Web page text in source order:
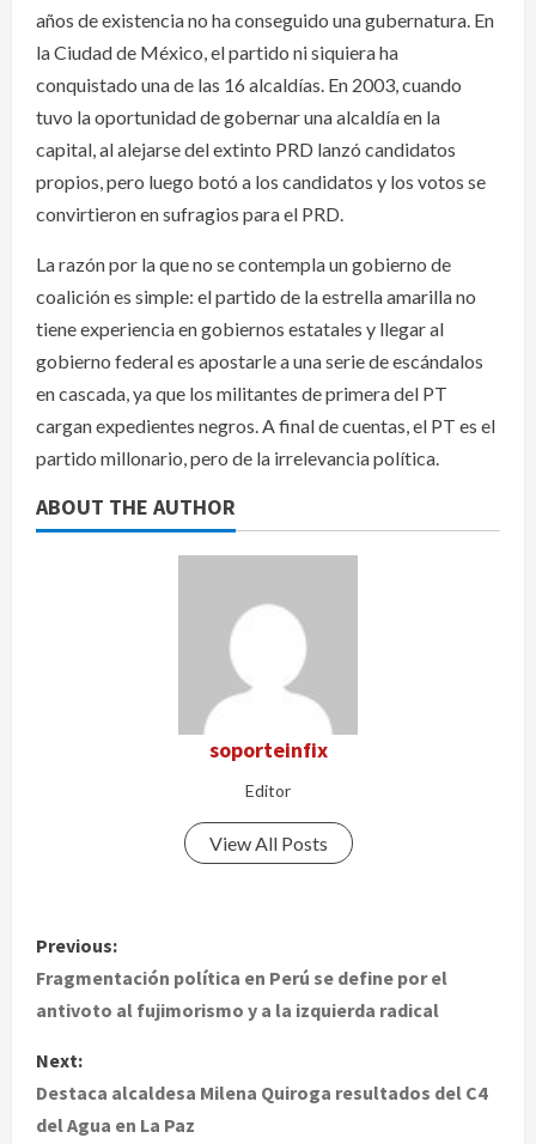
años de existencia no ha conseguido una gubernatura. En
la Ciudad de México, el partido ni siquiera ha
conquistado una de las 16 alcaldías. En 2003, cuando
tuvo la oportunidad de gobernar una alcaldía en la
capital, al alejarse del extinto PRD lanzó candidatos
propios, pero luego botó a los candidatos y los votos se
convirtieron en sufragios para el PRD.
La razón por la que no se contempla un gobierno de
coalición es simple: el partido de la estrella amarilla no
tiene experiencia en gobiernos estatales y llegar al
gobierno federal es apostarle a una serie de escándalos
en cascada, ya que los militantes de primera del PT
cargan expedientes negros. A final de cuentas, el PT es el
partido millonario, pero de la irrelevancia política.
ABOUT THE AUTHOR
soporteinfix
Editor
View All Posts
P
o
t
Previous:
Fragmentación política en Perú se define por el
antivoto al fujimorismo y a la izquierda radical
Next:
Destaca alcaldesa Milena Quiroga resultados del C4
del Agua en La Paz